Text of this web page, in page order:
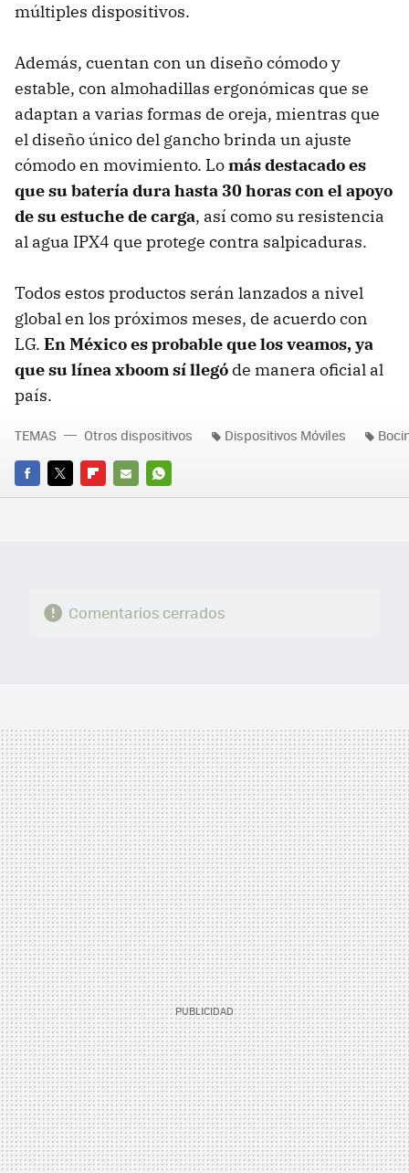
múltiples dispositivos.
Además, cuentan con un diseño cómodo y
estable, con almohadillas ergonómicas que se
adaptan a varias formas de oreja, mientras que
el diseño único del gancho brinda un ajuste
cómodo en movimiento. Lomás destacado es
que su batería dura hasta 30 horas con el apoyo
de su estuche de carga, así como su resistencia
al agua IPX4 que protege contra salpicaduras.
Todos estos productos serán lanzados a nivel
global en los próximos meses, de acuerdo con
LG. En México es probable que los veamos, ya
que su línea xboom sí llegó de manera oficial al
país.
FACEBOOK
TWITTERFLIPBOARD
E-
WHATSAPP
TEMAS Otros dispositivos Dispositivos Móviles
Comentarios cerrados